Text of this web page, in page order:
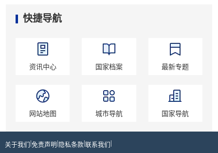
快捷导航
资讯中心 国家档案 最新专题
网站地图 城市导航 国家导航
关于我们 免责声明 隐私条款 联系我们